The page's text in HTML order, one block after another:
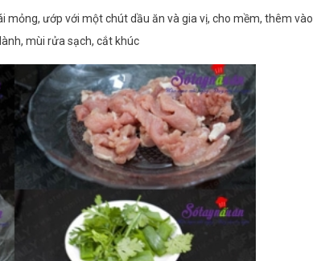
mỏng, ướp với một chút dầu ăn và gia vị, cho mềm, thêm vào
mùi rửa sạch, cắt khúc